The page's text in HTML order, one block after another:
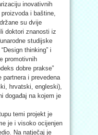
inovativnih
i baštine,
su dvije
doktori znanosti iz
studijske
thinking” i
promotivnih
dobre prakse”
partnera i prevedena
hrvatski, engleski),
događaj na kojem je
temi projekt je
je i visoko ocijenjen
Na natječaj je